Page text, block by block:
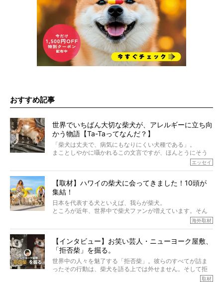
おすすめ記事
世界でいちばん大切な柴犬が、アレルギーに立ち向
かう物語【Ta-Taってなんだ？】
「柴犬は丈夫で、病気にもなりにくい犬種である」。
まことしやかに囁かれるこの文言ですが、ほんとうにそう
でも、いざそれぞれの個体を見ていくと、丈夫で病気にも
なりにくい、とは言えないような気もするのです。
実際に「病気にならない」などということはないし、飼い
主はそのためにやるべきことがある。
今回は、柴犬に関わる方たちすべてに読んで欲しい、ある
語でした。
※文章はご本人の了承を得て編集しています
※画像はすべてイメージです
※この記事は個人の感想であり、効果・効能を示すものではありません
エッセイ
【取材】ハワイの柴犬に会ってきました！10頭が
集結！
日本を代表する犬といえば、我らが柴犬。
ところが近年、世界中で柴犬ファンが増えています。そん
な中「柴犬ライフ」が目をつけたのは、南の楽園ハワイ。
そんな噂を聞きつけ、今回はハワイの柴犬たちを取材して
きました！
海外取材
【インタビュー】お笑い芸人・ニューヨーク屋敷、
「拒否柴」を掘る。
世界中の人々を魅了する「拒否柴」。彼らのすべてが詰ま
ったその行動は、柴犬を語る上では外せません。そして拒
否柴がここまで話題になるのは、“映える”ことも理由のひと
取材